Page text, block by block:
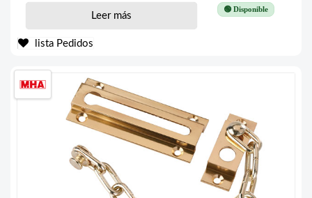
🟢 Disponible
Leer más
lista Pedidos